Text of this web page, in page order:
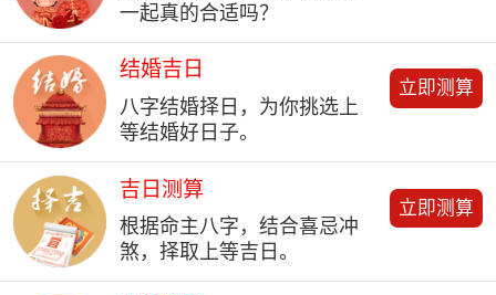
一起真的合适吗？
结婚吉日
八字结婚择日，为你挑选上
等结婚好日子。
立即测算
吉日测算
根据命主八字，结合喜忌冲
煞，择取上等吉日。
立即测算